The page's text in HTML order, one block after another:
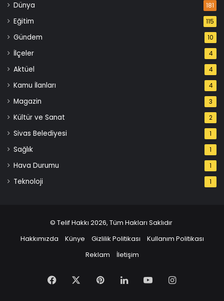
Dünya 181
Eğitim 115
Gündem 10
İlçeler 4
Aktüel 4
Kamu İlanları 4
Magazin 3
Kültür ve Sanat 2
Sivas Belediyesi 1
Sağlık 1
Hava Durumu 1
Teknoloji 1
© Telif Hakkı 2026, Tüm Hakları Saklıdır
Hakkımızda
Künye Gizlilik Politikası
Kullanım Politikası
Reklam
İletişim
Facebook PinterestLinkedInYouTubeInstagram